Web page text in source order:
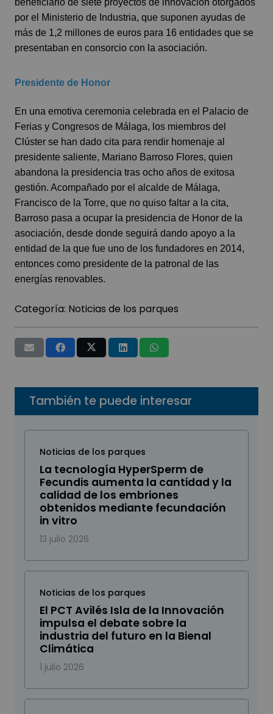
beneficiario de siete proyectos de innovación otorgados
por el Ministerio de Industria, que suponen ayudas de
más de 1,2 millones de euros para 16 entidades que se
presentaban en consorcio con la asociación.
Presidente de Honor
En una emotiva ceremonia celebrada en el Palacio de
Ferias y Congresos de Málaga, los miembros del
Clúster se han dado cita para rendir homenaje al
presidente saliente, Mariano Barroso Flores, quien
abandona la presidencia tras ocho años de exitosa
gestión. Acompañado por el alcalde de Málaga,
Francisco de la Torre, que no quiso faltar a la cita,
Barroso pasa a ocupar la presidencia de Honor de la
asociación, desde donde seguirá dando apoyo a la
entidad de la que fue uno de los fundadores en 2014,
entonces como presidente de la patronal de las
energías renovables.
Categoría: Noticias de los parques
También te puede interesar
Noticias de los parques
La tecnología HyperSperm de
Fecundis aumenta la cantidad y la
calidad de los embriones
obtenidos mediante fecundación
in vitro
13 julio 2026
Noticias de los parques
El PCT Avilés Isla de la Innovación
impulsa el debate sobre la
industria del futuro en la Bienal
Climática
1 julio 2026